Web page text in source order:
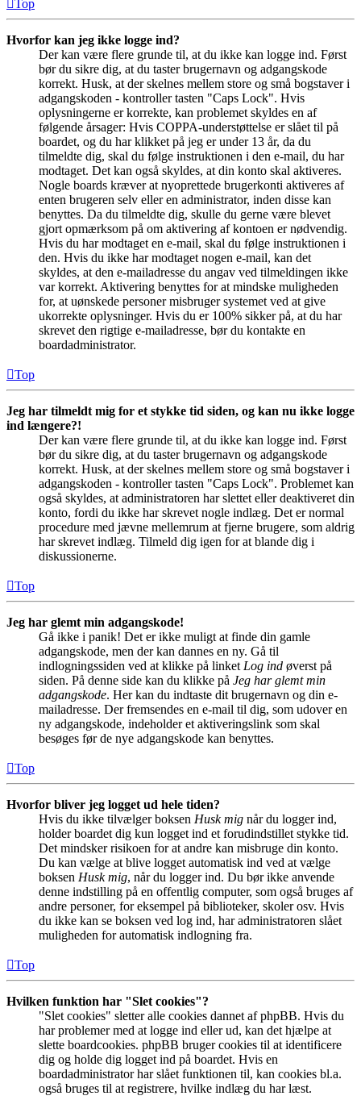
Top
Hvorfor kan jeg ikke logge ind?
Der kan være flere grunde til, at du ikke kan logge ind. Først
bør du sikre dig, at du taster brugernavn og adgangskode
korrekt. Husk, at der skelnes mellem store og små bogstaver i
adgangskoden - kontroller tasten "Caps Lock". Hvis
oplysningerne er korrekte, kan problemet skyldes en af
følgende årsager: Hvis COPPA-understøttelse er slået til på
boardet, og du har klikket på jeg er under 13 år, da du
tilmeldte dig, skal du følge instruktionen i den e-mail, du har
modtaget. Det kan også skyldes, at din konto skal aktiveres.
Nogle boards kræver at nyoprettede brugerkonti aktiveres af
enten brugeren selv eller en administrator, inden disse kan
benyttes. Da du tilmeldte dig, skulle du gerne være blevet
gjort opmærksom på om aktivering af kontoen er nødvendig.
Hvis du har modtaget en e-mail, skal du følge instruktionen i
den. Hvis du ikke har modtaget nogen e-mail, kan det
skyldes, at den e-mailadresse du angav ved tilmeldingen ikke
var korrekt. Aktivering benyttes for at mindske muligheden
for, at uønskede personer misbruger systemet ved at give
ukorrekte oplysninger. Hvis du er 100% sikker på, at du har
skrevet den rigtige e-mailadresse, bør du kontakte en
boardadministrator.
Top
Jeg har tilmeldt mig for et stykke tid siden, og kan nu ikke logge
ind længere?!
Der kan være flere grunde til, at du ikke kan logge ind. Først
bør du sikre dig, at du taster brugernavn og adgangskode
korrekt. Husk, at der skelnes mellem store og små bogstaver i
adgangskoden - kontroller tasten "Caps Lock". Problemet kan
også skyldes, at administratoren har slettet eller deaktiveret din
konto, fordi du ikke har skrevet nogle indlæg. Det er normal
procedure med jævne mellemrum at fjerne brugere, som aldrig
har skrevet indlæg. Tilmeld dig igen for at blande dig i
diskussionerne.
Top
Jeg har glemt min adgangskode!
Gå ikke i panik! Det er ikke muligt at finde din gamle
adgangskode, men der kan dannes en ny. Gå til
indlogningssiden ved at klikke på linket Log ind øverst på
siden. På denne side kan du klikke på Jeg har glemt min
adgangskode. Her kan du indtaste dit brugernavn og din e-
mailadresse. Der fremsendes en e-mail til dig, som udover en
ny adgangskode, indeholder et aktiveringslink som skal
besøges før de nye adgangskode kan benyttes.
Top
Hvorfor bliver jeg logget ud hele tiden?
Hvis du ikke tilvælger boksen Husk mig når du logger ind,
holder boardet dig kun logget ind et forudindstillet stykke tid.
Det mindsker risikoen for at andre kan misbruge din konto.
Du kan vælge at blive logget automatisk ind ved at vælge
boksen Husk mig, når du logger ind. Du bør ikke anvende
denne indstilling på en offentlig computer, som også bruges af
andre personer, for eksempel på biblioteker, skoler osv. Hvis
du ikke kan se boksen ved log ind, har administratoren slået
muligheden for automatisk indlogning fra.
Top
Hvilken funktion har "Slet cookies"?
"Slet cookies" sletter alle cookies dannet af phpBB. Hvis du
har problemer med at logge ind eller ud, kan det hjælpe at
slette boardcookies. phpBB bruger cookies til at identificere
dig og holde dig logget ind på boardet. Hvis en
boardadministrator har slået funktionen til, kan cookies bl.a.
også bruges til at registrere, hvilke indlæg du har læst.